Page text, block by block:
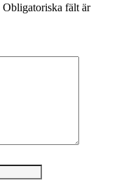
Obligatoriska fält är